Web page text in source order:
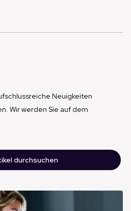
Neuigkeiten
Wir werden Sie auf dem
durchsuchen